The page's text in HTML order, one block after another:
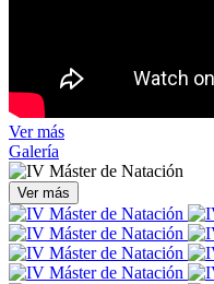
Ver más
Galería
Ver más